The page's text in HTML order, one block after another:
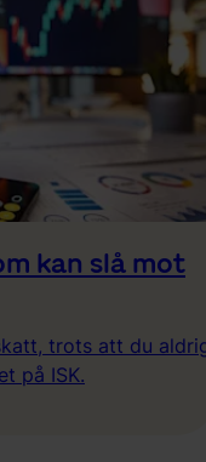
kan slå mot
trots att du
på ISK.